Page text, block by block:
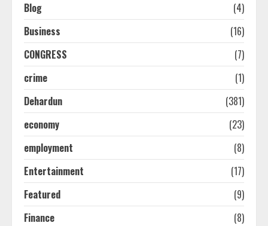
Blog
(4)
Business
(16)
CONGRESS
(7)
crime
(1)
Dehardun
(381)
economy
(23)
employment
(8)
Entertainment
(17)
Featured
(9)
Finance
(8)